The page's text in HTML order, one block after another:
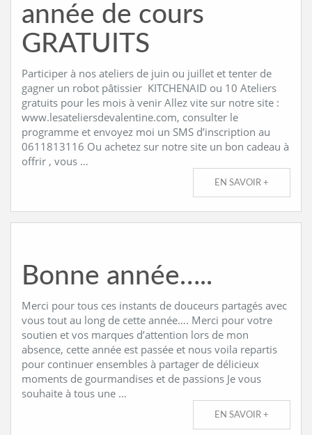
année de cours
GRATUITS
Participer à nos ateliers de juin ou juillet et tenter de
gagner un robot pâtissier KITCHENAID ou 10 Ateliers
gratuits pour les mois à venir Allez vite sur notre site :
www.lesateliersdevalentine.com, consulter le
programme et envoyez moi un SMS d’inscription au
0611813116 Ou achetez sur notre site un bon cadeau à
offrir , vous …
EN SAVOIR +
Bonne année…..
Merci pour tous ces instants de douceurs partagés avec
vous tout au long de cette année…. Merci pour votre
soutien et vos marques d’attention lors de mon
absence, cette année est passée et nous voila repartis
pour continuer ensembles à partager de délicieux
moments de gourmandises et de passions Je vous
souhaite à tous une …
EN SAVOIR +